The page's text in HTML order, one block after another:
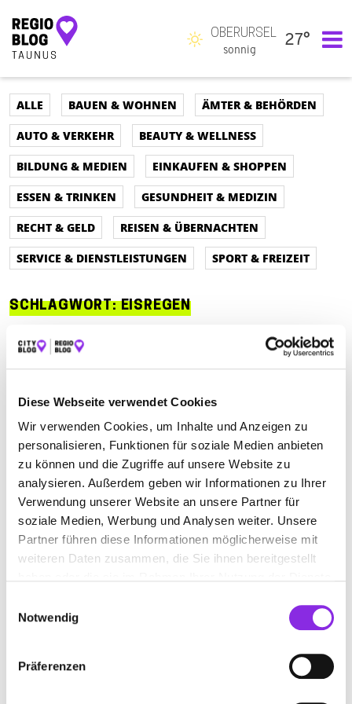
Diese Webseite verwendet Cookies
Wir verwenden Cookies, um Inhalte und Anzeigen zu
personalisieren, Funktionen für soziale Medien anbieten
zu können und die Zugriffe auf unsere Website zu
analysieren. Außerdem geben wir Informationen zu Ihrer
Verwendung unserer Website an unsere Partner für
soziale Medien, Werbung und Analysen weiter. Unsere
Partner führen diese Informationen möglicherweise mit
weiteren Daten zusammen, die Sie ihnen bereitgestellt
Notwendig
Präferenzen
Hauptnavigation
OBERURSEL
sonnig
27°
ALLE BAUEN & WOHNEN
ÄMTER & BEHÖRDEN
AUTO & VERKEHR
BEAUTY & WELLNESS
BILDUNG & MEDIEN
EINKAUFEN & SHOPPEN
ESSEN & TRINKEN
GESUNDHEIT & MEDIZIN
RECHT & GELD
REISEN & ÜBERNACHTEN
SERVICE & DIENSTLEISTUNGEN
SPORT & FREIZEIT
SCHLAGWORT:EISREGEN
ALLE AUTO & VERKEHR
ÄMTER & BEHÖRDEN
BILDUNG & MEDIEN
EINKAUFEN & SHOPPEN
ESSEN & TRINKEN
GESUNDHEIT & MEDIZIN
RECHT & GELD
SPORT & FREIZEIT